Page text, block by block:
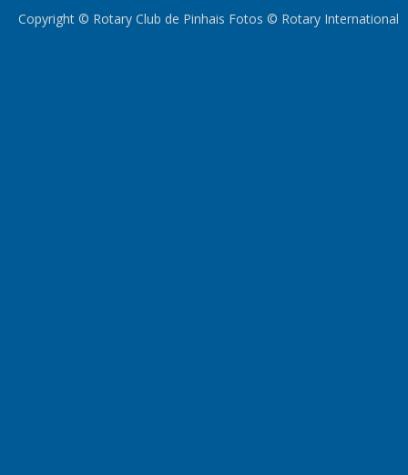
Copyright © Rotary Club de Pinhais Fotos © Rotary International